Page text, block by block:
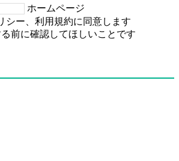
ホームページ
シー
利用規約に同意します
前に確認してほしいことです